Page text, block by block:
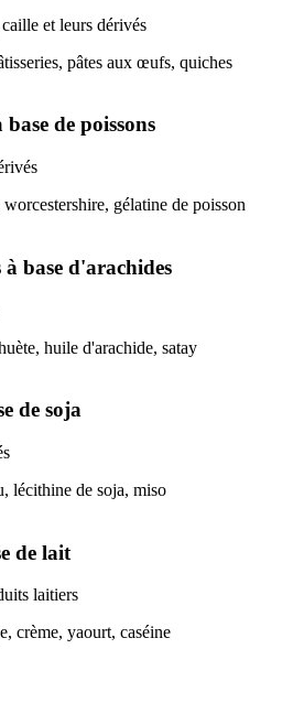
et leurs dérivés
pâtes aux œufs, quiches
de poissons
gélatine de poisson
base d'arachides
huile d'arachide, satay
de soja
lécithine de soja, miso
de lait
laitiers
crème, yaourt, caséine